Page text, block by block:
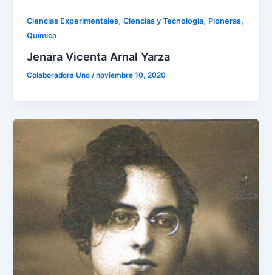
Ciencias Experimentales,Ciencias y Tecnología, Pioneras,
Química
Jenara Vicenta Arnal Yarza
Colaboradora Uno/noviembre 10, 2020